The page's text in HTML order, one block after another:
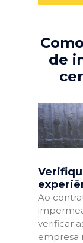
de
Ao
verificar
empresa